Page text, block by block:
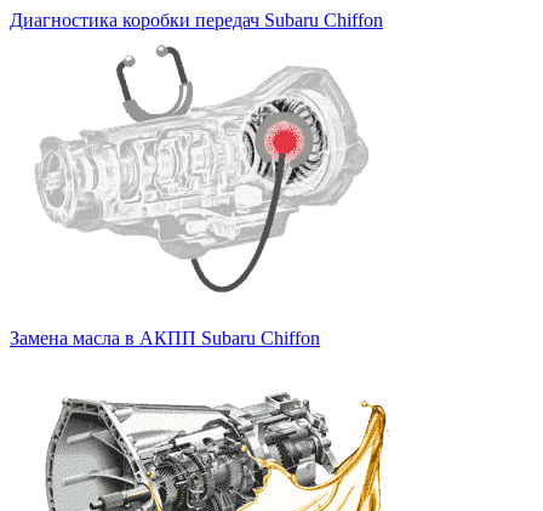
Диагностика коробки передач Subaru Chiffon
Замена масла в АКПП Subaru Chiffon